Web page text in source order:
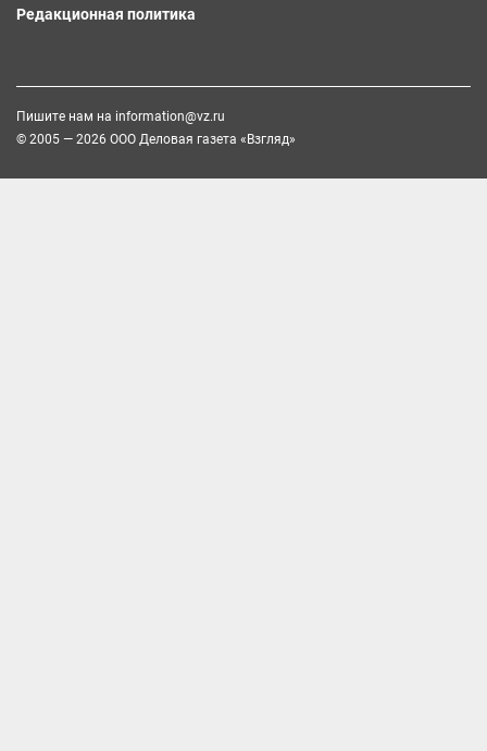
Редакционная политика
Пишите нам на information@vz.ru
© 2005 — 2026 ООО Деловая газета «Взгляд»